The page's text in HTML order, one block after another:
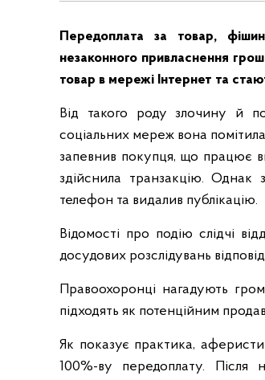
Передоплата за товар,
незаконного привласнення
товар в мережі Інтернет та
Від такого роду злочину й
соціальних мереж вона
запевнив покупця, що працює
здійснила транзакцію. Однак
телефон та видалив публікацію.
Відомості про подію слідчі
досудових розслідувань
Правоохоронці нагадують
підходять як потенційним
Як показує практика,
100%-ву передоплату. Після